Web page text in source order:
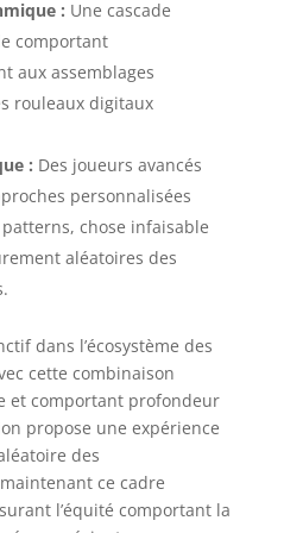
: Une cascade
comportant
aux assemblages
rouleaux digitaux
: Des joueurs avancés
personnalisées
patterns, chose infaisable
aléatoires des
dans l’écosystème des
cette combinaison
et comportant profondeur
propose une expérience
des
ce cadre
l’équité comportant la